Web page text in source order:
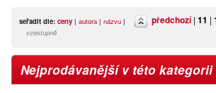
předchozí| 11 |
seřadit dle: ceny | autora | názvu |
vzestupně
Nejprodávanější v této kategorii